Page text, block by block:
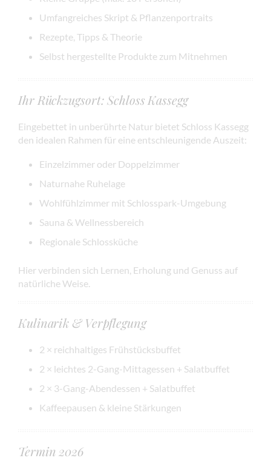
Umfangreiches Skript & Pflanzenportraits
Rezepte, Tipps & Theorie
Selbst hergestellte Produkte zum Mitnehmen
Ihr Rückzugsort: Schloss Kassegg
Eingebettet in unberührte Natur bietet Schloss Kassegg
den idealen Rahmen für eine entschleunigende Auszeit:
Einzelzimmer oder Doppelzimmer
Naturnahe Ruhelage
Wohlfühlzimmer mit Schlosspark-Umgebung
Sauna & Wellnessbereich
Regionale Schlossküche
Hier verbinden sich Lernen, Erholung und Genuss auf
natürliche Weise.
Kulinarik & Verpflegung
2 × reichhaltiges Frühstücksbuffet
2 × leichtes 2-Gang-Mittagessen + Salatbuffet
2 × 3-Gang-Abendessen + Salatbuffet
Kaffeepausen & kleine Stärkungen
Termin 2026